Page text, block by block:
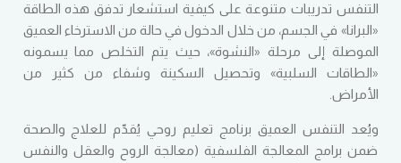
التنفس تدريبات متنوعة على كيفية استشعار تدفق هذه الطاقة
«البرانا» في الجسم، من خلال الدخول في حالة من الاسترخاء العميق
الموصلة إلى مرحلة «النشوة»، حيث يتم التخلص مما يسمونه
«الطاقات السلبية» وتحصيل السكينة وشفاء من كثير من
الأمراض.
ويُعد التنفس العميق برنامج تعليم روحي يُقدّم للعلاج والصحة
ضمن برامج المعالجة الفلسفية (معالجة الروح والعقل والنفس